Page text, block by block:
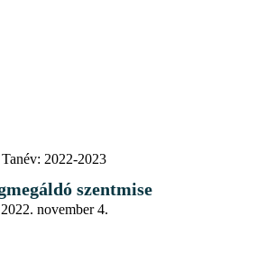
Tanév: 2022-2023
szentmise
2022. november 4.